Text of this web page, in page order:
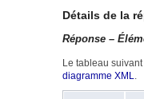
Détails de la
Réponse –
Le tableau
diagramme XML.